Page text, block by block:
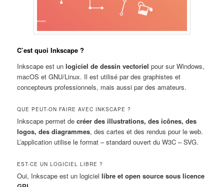
C’est quoi Inkscape ?
Inkscape est unlogiciel de dessin vectoriel pour sur Windows,
macOS et GNU/Linux. Il est utilisé par des graphistes et
concepteurs professionnels, mais aussi par des amateurs.
QUE PEUT-ON FAIRE AVEC INKSCAPE ?
Inkscape permet decréer des illustrations, des icônes, des
logos, des diagrammes, des cartes et des rendus pour le web.
L’application utilise le format – standard ouvert du W3C – SVG.
EST-CE UN LOGICIEL LIBRE ?
Oui, Inkscape est un logiciellibre et open source sous licence